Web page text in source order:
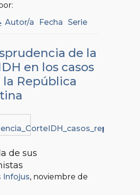
Autor/a Fecha Serie
de la
en los casos
República
de sus
Infojus, noviembre de